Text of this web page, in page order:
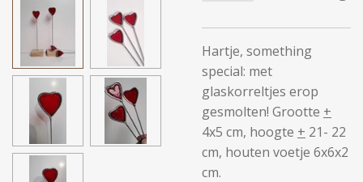
Hartje, something
special: met
glaskorreltjes erop
gesmolten! Grootte +
4x5 cm, hoogte + 21- 22
cm, houten voetje 6x6x2
cm.